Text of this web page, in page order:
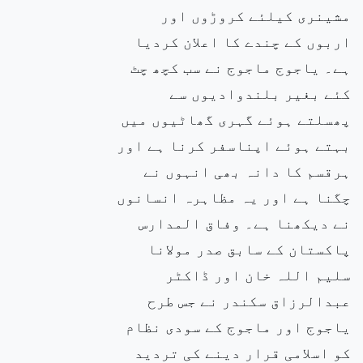
مشینری کیلئے کروڑوں اور
اربوں کے چندے کا اعلان کردیا
ہے۔ یاجوج ماجوج نے سب کچھ چٹ
کئے بغیر بلندوادیوں سے
پھسلتے ہوئے گہری گھاٹیوں میں
بہتے ہوئے اپناسفر کرنا ہے اور
ہرقسم کا دانہ بھی انہوں نے
چگنا ہے اور یہ مظاہرہ انسانوں
نے دیکھنا ہے۔ وفاق المدارس
پاکستان کے سابق صدر مولانا
سلیم اللہ خان اور ڈاکٹر
عبدالرزاق سکندر نے جس طرح
یاجوج اور ماجوج کے سودی نظام
کو اسلامی قرار دینے کی تردید